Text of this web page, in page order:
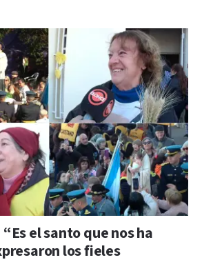
el santo que nos ha
los fieles